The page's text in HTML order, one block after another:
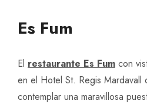
Es Fum
El restaurante Es Fum con
en el Hotel St. Regis
contemplar una maravillosa